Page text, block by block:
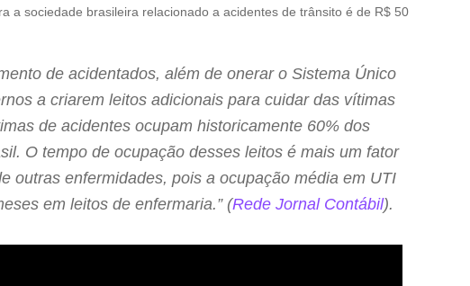
a sociedade brasileira relacionado a acidentes de trânsito é de R$ 50
de acidentados, além de onerar o Sistema Único
a criarem leitos adicionais para cuidar das vítimas
de acidentes ocupam historicamente 60% dos
O tempo de ocupação desses leitos é mais um fator
outras enfermidades, pois a ocupação média em UTI
em leitos de enfermaria.” (Rede Jornal Contábil).